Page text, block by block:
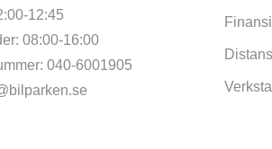
12:45
08:00-16:00
040-6001905